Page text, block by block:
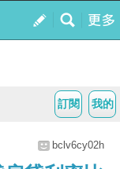
我的
訂閱
bclv6cy02h